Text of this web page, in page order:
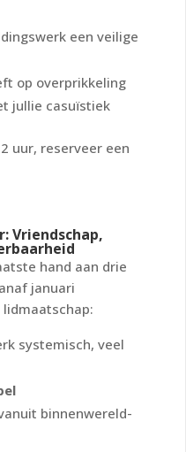
een veilige
op overprikkeling
jullie casuïstiek
uur, reserveer een
Vriendschap,
hand aan drie
januari
systemisch, veel
binnenwereld-